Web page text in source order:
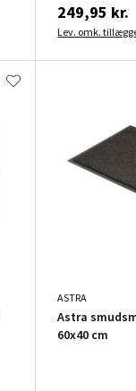
249,95 kr.
Lev. omk.
ASTRA
Astra
60x40 cm